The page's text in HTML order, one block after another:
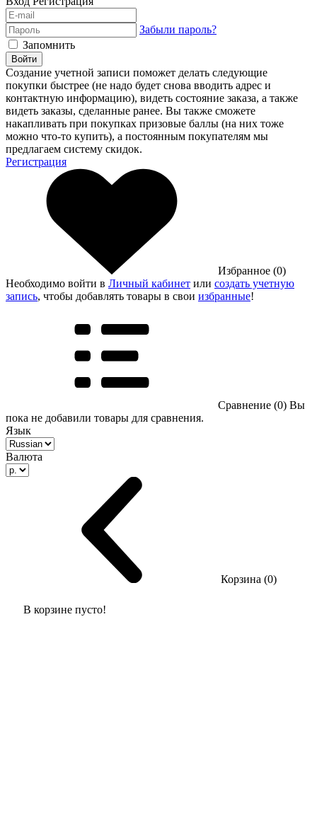
Забыли пароль?
Запомнить
Войти
Создание учетной записи поможет делать следующие
покупки быстрее (не надо будет снова вводить адрес и
контактную информацию), видеть состояние заказа, а также
видеть заказы, сделанные ранее. Вы также сможете
накапливать при покупках призовые баллы (на них тоже
можно что-то купить), а постоянным покупателям мы
предлагаем систему скидок.
Регистрация
Избранное (0)
Необходимо войти в Личный кабинет или создать учетную
запись, чтобы добавлять товары в свои избранные!
Сравнение (0) Вы
пока не добавили товары для сравнения.
Язык
Валюта
Корзина (0)
В корзине пусто!